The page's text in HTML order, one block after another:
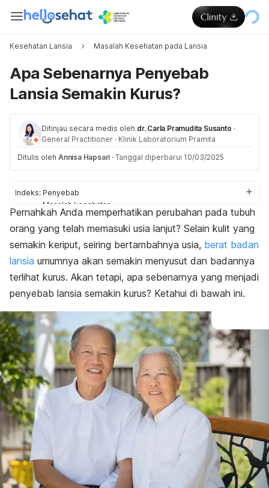
Kesehatan Lansia Masalah Kesehatan pada Lansia
Apa Sebenarnya Penyebab
Lansia Semakin Kurus?
Ditinjau secara medis oleh dr. Carla Pramudita Susanto ·
General Practitioner · Klinik Laboratorium Pramita
Ditulis oleh Annisa Hapsari · Tanggal diperbarui 10/03/2025
Indeks: Penyebab
Masalah kesehatan
Cara mengatasi
Pernahkah Anda memperhatikan perubahan pada tubuh
orang yang telah memasuki usia lanjut? Selain kulit yang
semakin keriput, seiring bertambahnya usia, berat badan
lansia umumnya akan semakin menyusut dan badannya
terlihat kurus. Akan tetapi, apa sebenarnya yang menjadi
penyebab lansia semakin kurus? Ketahui di bawah ini.